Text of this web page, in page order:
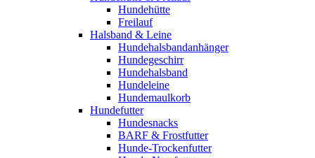
Hundehütte
Freilauf
Halsband & Leine
Hundehalsbandanhänger
Hundegeschirr
Hundehalsband
Hundeleine
Hundemaulkorb
Hundefutter
Hundesnacks
BARF & Frostfutter
Hunde-Trockenfutter